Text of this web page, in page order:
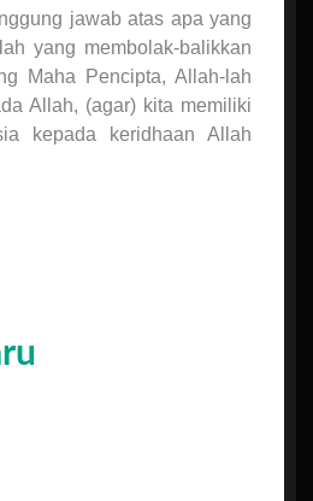
jawab atas apa yang
yang membolak-balikkan
Maha Pencipta, Allah-lah
Allah, (agar) kita memiliki
kepada keridhaan Allah